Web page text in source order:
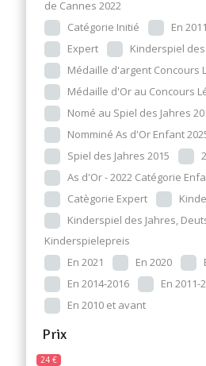
de Cannes 2022
Catégorie Initié
En 2011
Expert
Kinderspiel des
Médaille d'argent Concours
Médaille d'Or au Concours
Nomé au Spiel des Jahres
Nomminé As d'Or Enfant
Spiel des Jahres 2015
As d'Or - 2022 Catégorie
Catègorie Expert
Kinderspiel des Jahres,
Kinderspielepreis
En 2021
En 2020
En 2014-2016
En 2011-
En 2010 et avant
Prix
24 €